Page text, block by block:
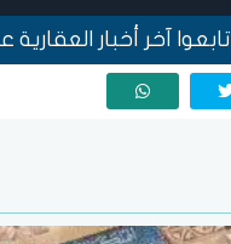
تابعوا آخر أخبار